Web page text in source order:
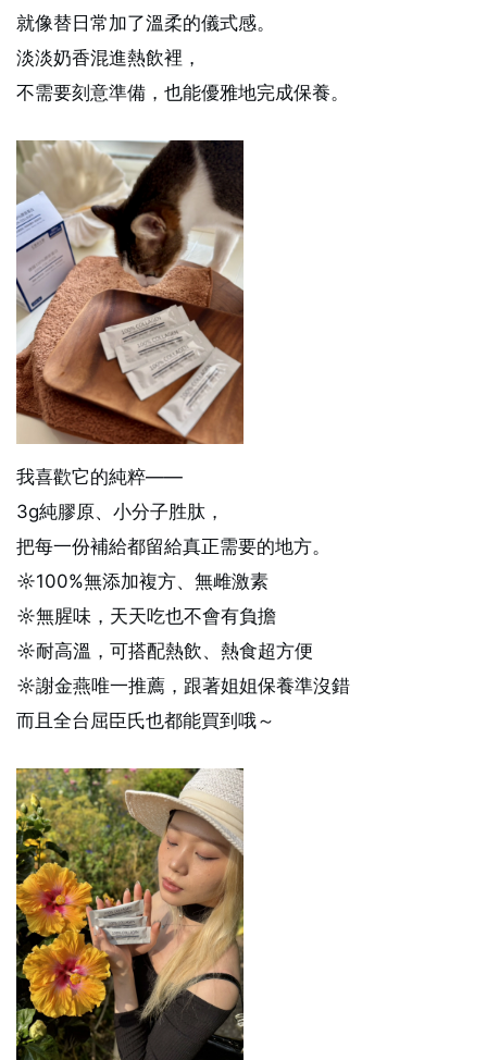
就像替日常加了溫柔的儀式感。
淡淡奶香混進熱飲裡，
不需要刻意準備，也能優雅地完成保養。
我喜歡它的純粹——
3g純膠原、小分子胜肽，
把每一份補給都留給真正需要的地方。
☼100%無添加複方、無雌激素
☼無腥味，天天吃也不會有負擔
☼耐高溫，可搭配熱飲、熱食超方便
☼謝金燕唯一推薦，跟著姐姐保養準沒錯
而且全台屈臣氏也都能買到哦～